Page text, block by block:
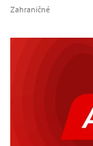
Zahraničné